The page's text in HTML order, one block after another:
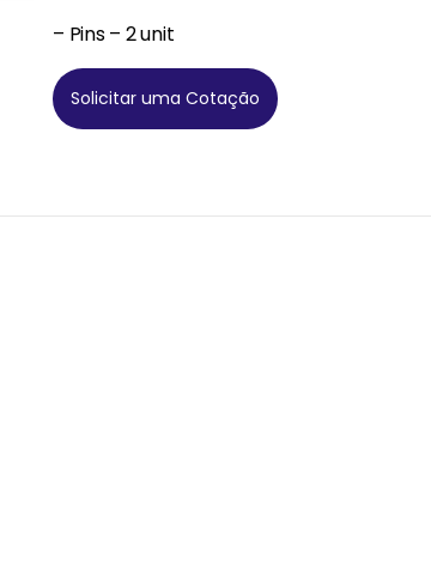
– Pins – 2 unit
Solicitar uma Cotação